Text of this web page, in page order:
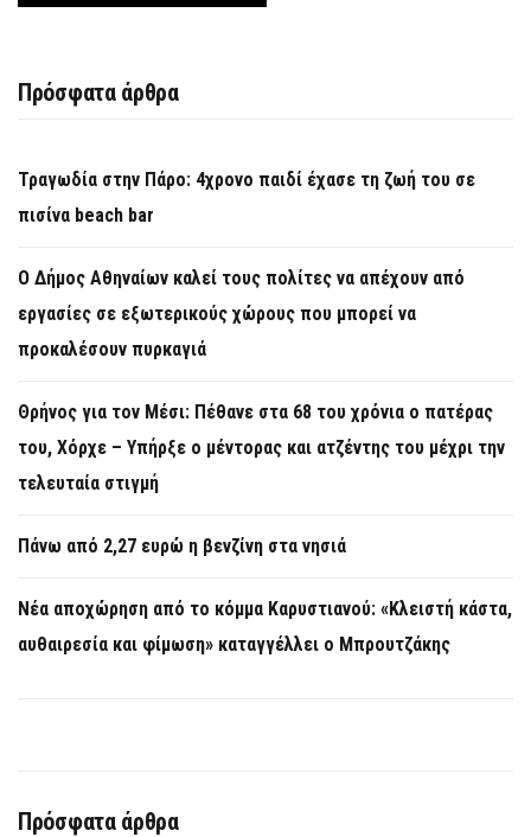
Πρόσφατα άρθρα
Τραγωδία στην Πάρο: 4χρονο παιδί έχασε τη ζωή του σε
πισίνα beach bar
Ο Δήμος Αθηναίων καλεί τους πολίτες να απέχουν από
εργασίες σε εξωτερικούς χώρους που μπορεί να
προκαλέσουν πυρκαγιά
Θρήνος για τον Μέσι: Πέθανε στα 68 του χρόνια ο πατέρας
του, Χόρχε – Υπήρξε ο μέντορας και ατζέντης του μέχρι την
τελευταία στιγμή
Πάνω από 2,27 ευρώ η βενζίνη στα νησιά
Νέα αποχώρηση από το κόμμα Καρυστιανού: «Κλειστή κάστα,
αυθαιρεσία και φίμωση» καταγγέλλει ο Μπρουτζάκης
Πρόσφατα άρθρα